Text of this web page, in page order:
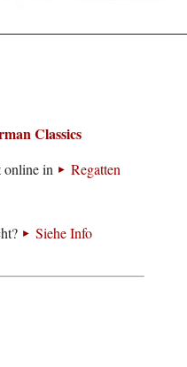
Classics
online in
Regatten
Siehe Info